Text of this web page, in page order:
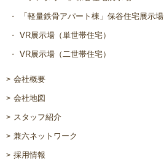
「軽量鉄骨アパート棟」保谷住宅展示場
VR展示場（単世帯住宅）
VR展示場（二世帯住宅）
会社概要
会社地図
スタッフ紹介
兼六ネットワーク
採用情報